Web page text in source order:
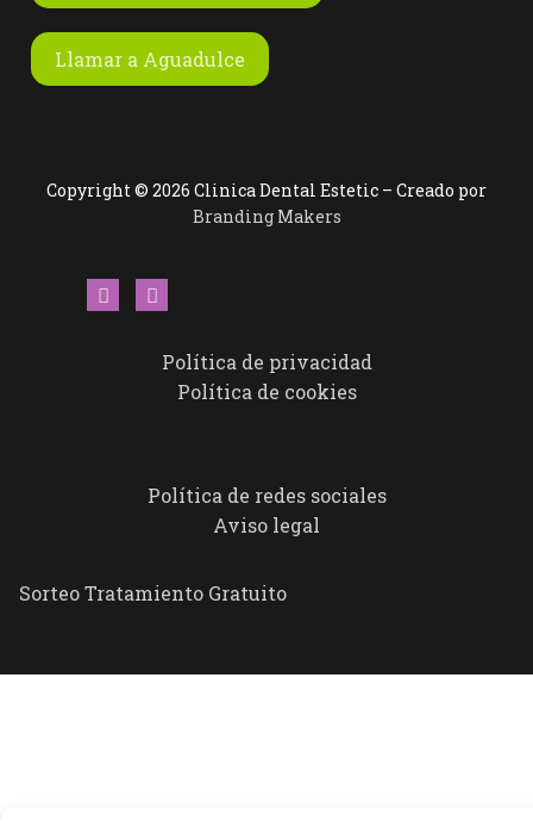
Llamar a Aguadulce
Copyright © 2026 Clinica Dental Estetic – Creado por
Branding Makers
Política de privacidad
Política de cookies
Política de redes sociales
Aviso legal
Sorteo Tratamiento Gratuito